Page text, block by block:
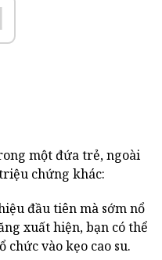
một đứa trẻ, ngoài
chứng khác:
đầu tiên mà sớm nổ
xuất hiện, bạn có thể
vào kẹo cao su.